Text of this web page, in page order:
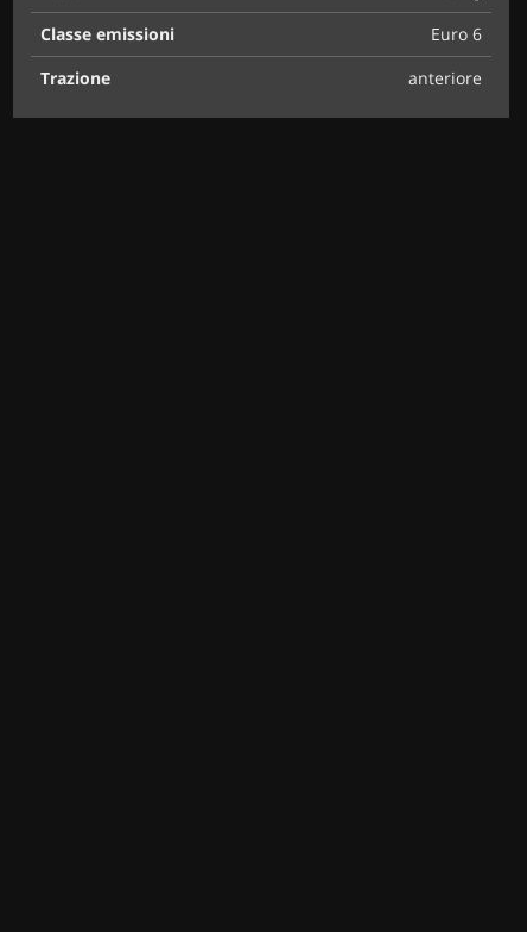
Classe emissioni
Euro 6
Trazione
anteriore